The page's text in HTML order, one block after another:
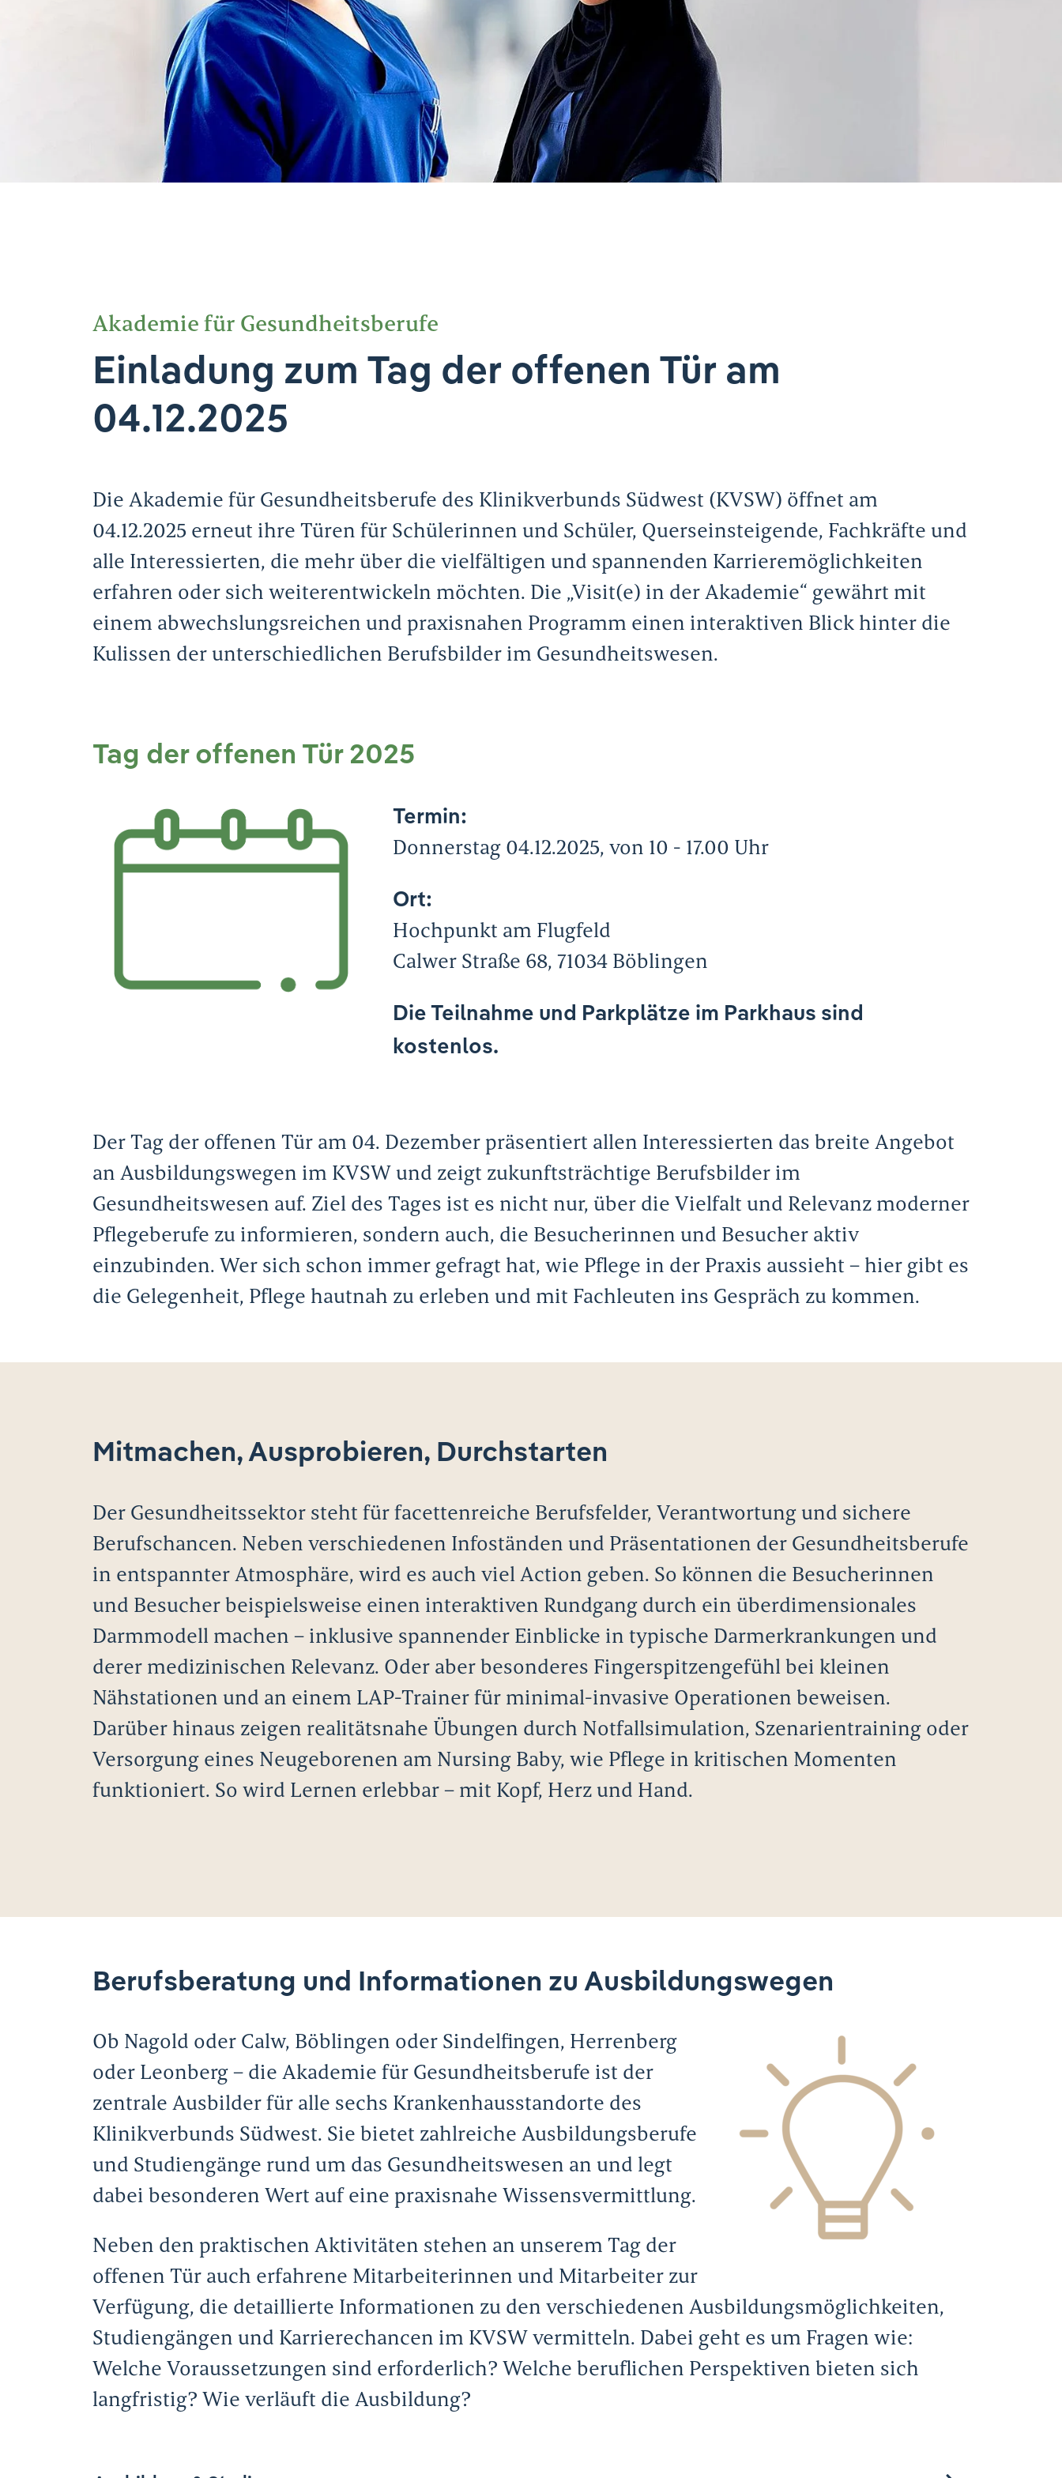
Akademie für Gesundheitsberufe
Einladung zum Tag der offenen Tür am
04.12.2025
Die Akademie für Gesundheitsberufe des Klinikverbunds Südwest (KVSW) öffnet am
04.12.2025 erneut ihre Türen für Schülerinnen und Schüler, Querseinsteigende, Fachkräfte und
alle Interessierten, die mehr über die vielfältigen und spannenden Karrieremöglichkeiten
erfahren oder sich weiterentwickeln möchten. Die „Visit(e) in der Akademie“ gewährt mit
einem abwechslungsreichen und praxisnahen Programm einen interaktiven Blick hinter die
Kulissen der unterschiedlichen Berufsbilder im Gesundheitswesen.
Tag der offenen Tür 2025
Termin:
Donnerstag 04.12.2025, von 10 - 17.00 Uhr
Ort:
Hochpunkt am Flugfeld
Calwer Straße 68, 71034 Böblingen
Die Teilnahme und Parkplätze im Parkhaus sind
kostenlos.
Der Tag der offenen Tür am 04. Dezember präsentiert allen Interessierten das breite Angebot
an Ausbildungswegen im KVSW und zeigt zukunftsträchtige Berufsbilder im
Gesundheitswesen auf. Ziel des Tages ist es nicht nur, über die Vielfalt und Relevanz moderner
Pflegeberufe zu informieren, sondern auch, die Besucherinnen und Besucher aktiv
einzubinden. Wer sich schon immer gefragt hat, wie Pflege in der Praxis aussieht – hier gibt es
die Gelegenheit, Pflege hautnah zu erleben und mit Fachleuten ins Gespräch zu kommen.
Mitmachen, Ausprobieren, Durchstarten
Der Gesundheitssektor steht für facettenreiche Berufsfelder, Verantwortung und sichere
Berufschancen. Neben verschiedenen Infoständen und Präsentationen der Gesundheitsberufe
in entspannter Atmosphäre, wird es auch viel Action geben. So können die Besucherinnen
und Besucher beispielsweise einen interaktiven Rundgang durch ein überdimensionales
Darmmodell machen – inklusive spannender Einblicke in typische Darmerkrankungen und
derer medizinischen Relevanz. Oder aber besonderes Fingerspitzengefühl bei kleinen
Nähstationen und an einem LAP-Trainer für minimal-invasive Operationen beweisen.
Darüber hinaus zeigen realitätsnahe Übungen durch Notfallsimulation, Szenarientraining oder
Versorgung eines Neugeborenen am Nursing Baby, wie Pflege in kritischen Momenten
funktioniert. So wird Lernen erlebbar – mit Kopf, Herz und Hand.
Berufsberatung und Informationen zu Ausbildungswegen
Ob Nagold oder Calw, Böblingen oder Sindelfingen, Herrenberg
oder Leonberg – die Akademie für Gesundheitsberufe ist der
zentrale Ausbilder für alle sechs Krankenhausstandorte des
Klinikverbunds Südwest. Sie bietet zahlreiche Ausbildungsberufe
und Studiengänge rund um das Gesundheitswesen an und legt
dabei besonderen Wert auf eine praxisnahe Wissensvermittlung.
Neben den praktischen Aktivitäten stehen an unserem Tag der
offenen Tür auch erfahrene Mitarbeiterinnen und Mitarbeiter zur
Verfügung, die detaillierte Informationen zu den verschiedenen Ausbildungsmöglichkeiten,
Studiengängen und Karrierechancen im KVSW vermitteln. Dabei geht es um Fragen wie:
Welche Voraussetzungen sind erforderlich? Welche beruflichen Perspektiven bieten sich
langfristig? Wie verläuft die Ausbildung?